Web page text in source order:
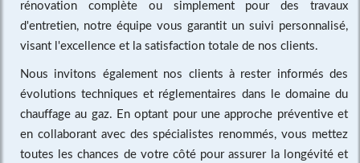
rénovation complète ou simplement pour des travaux
d'entretien, notre équipe vous garantit un suivi personnalisé,
visant l'excellence et la satisfaction totale de nos clients.
Nous invitons également nos clients à rester informés des
évolutions techniques et réglementaires dans le domaine du
chauffage au gaz. En optant pour une approche préventive et
en collaborant avec des spécialistes renommés, vous mettez
toutes les chances de votre côté pour assurer la longévité et